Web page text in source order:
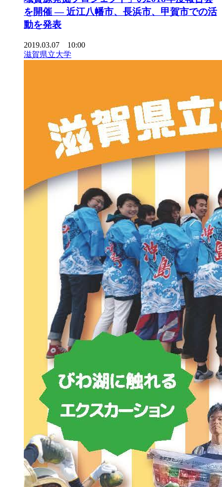
を開催 — 近江八幡市、長浜市、甲賀市での活
動を発表
2019.03.07 10:00
滋賀県立大学